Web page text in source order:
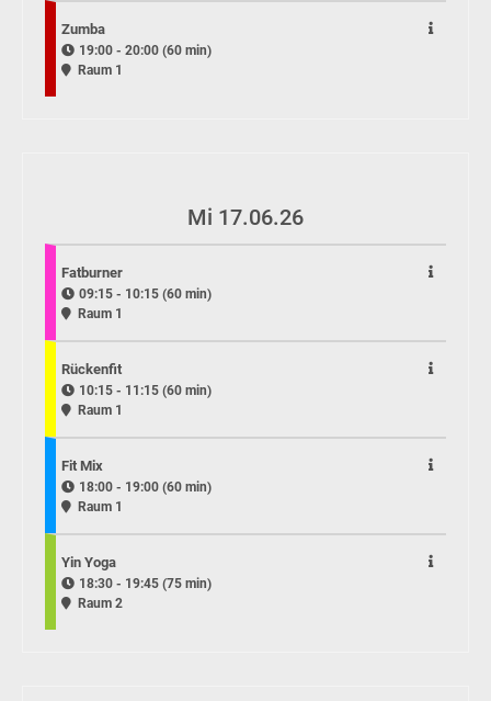
Zumba
19:00 - 20:00 (60 min)
Raum 1
Mi 17.06.26
Fatburner
09:15 - 10:15 (60 min)
Raum 1
Rückenfit
10:15 - 11:15 (60 min)
Raum 1
Fit Mix
18:00 - 19:00 (60 min)
Raum 1
Yin Yoga
18:30 - 19:45 (75 min)
Raum 2